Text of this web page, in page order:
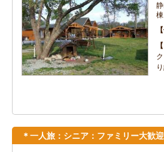
＊一人旅：シニア：ファミリー大歓迎